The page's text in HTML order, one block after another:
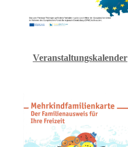
Veranstaltungskalender